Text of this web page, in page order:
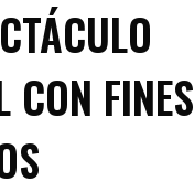
CON FINES